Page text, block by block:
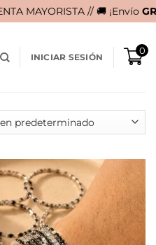
¡EnvíoGRATISen compras
INICIAR SESIÓN
0